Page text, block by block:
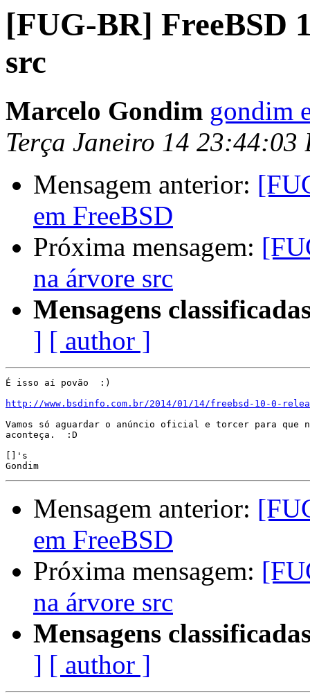
[FUG-BR] FreeBSD
src
Marcelo Gondim gondim
Terça Janeiro 14 23:44:03
Mensagem anterior:
em FreeBSD
Próxima mensagem:
na árvore src
Mensagens
] [ author ]
É isso aí povão  :)
http://www.bsdinfo.com.br/2014/01/14/freebsd-10-0-
Vamos só aguardar o anúncio oficial e torcer para que
aconteça.  :D
[]'s
Mensagem anterior:
em FreeBSD
Próxima mensagem:
na árvore src
Mensagens
] [ author ]